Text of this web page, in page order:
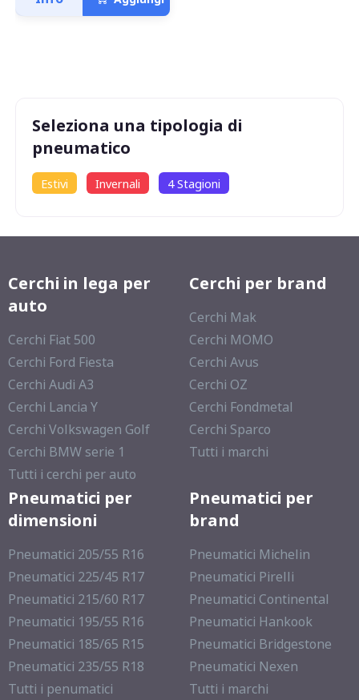
Seleziona una tipologia di
pneumatico
Estivi Invernali 4 Stagioni
Cerchi in lega per
auto
Cerchi Fiat 500
Cerchi Ford Fiesta
Cerchi Audi A3
Cerchi Lancia Y
Cerchi Volkswagen Golf
Cerchi BMW serie 1
Tutti i cerchi per auto
Cerchi per brand
Cerchi Mak
Cerchi MOMO
Cerchi Avus
Cerchi OZ
Cerchi Fondmetal
Cerchi Sparco
Tutti i marchi
Pneumatici per
dimensioni
Pneumatici 205/55 R16
Pneumatici 225/45 R17
Pneumatici 215/60 R17
Pneumatici 195/55 R16
Pneumatici 185/65 R15
Pneumatici 235/55 R18
Tutti i penumatici
Pneumatici per
brand
Pneumatici Michelin
Pneumatici Pirelli
Pneumatici Continental
Pneumatici Hankook
Pneumatici Bridgestone
Pneumatici Nexen
Tutti i marchi